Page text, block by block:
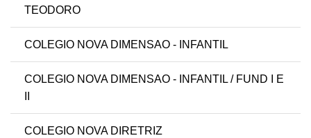
TEODORO
COLEGIO NOVA DIMENSAO - INFANTIL
COLEGIO NOVA DIMENSAO - INFANTIL / FUND I E
COLEGIO NOVA DIRETRIZ